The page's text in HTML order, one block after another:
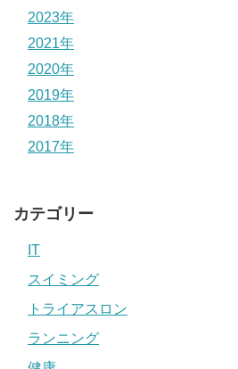
2023年
2021年
2020年
2019年
2018年
2017年
カテゴリー
IT
スイミング
トライアスロン
ランニング